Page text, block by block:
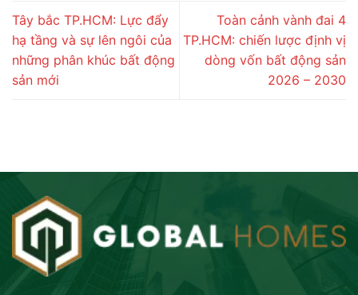
Tây bắc TP.HCM: Lực đẩy
hạ tầng và sự lên ngôi của
những phân khúc bất động
sản mới
Toàn cảnh vành đai 4
TP.HCM: chiến lược định vị
dòng vốn bất động sản
2026 – 2030